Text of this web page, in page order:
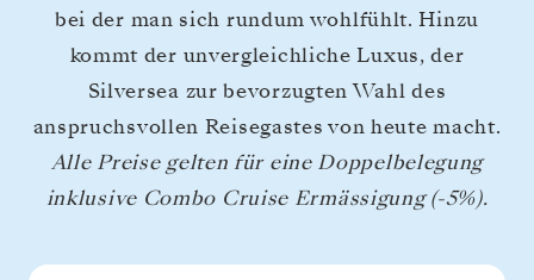
bei der man sich rundum wohlfühlt. Hinzu
kommt der unvergleichliche Luxus, der
Silversea zur bevorzugten Wahl des
anspruchsvollen Reisegastes von heute macht.
Alle Preise gelten für eine Doppelbelegung
inklusive Combo Cruise Ermässigung (-5%).